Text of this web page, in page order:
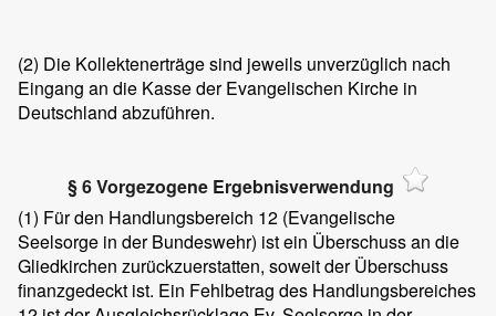
(2) Die Kollektenerträge sind jeweils unverzüglich nach
Eingang an die Kasse der Evangelischen Kirche in
Deutschland abzuführen.
§ 6 Vorgezogene Ergebnisverwendung
(1) Für den Handlungsbereich 12 (Evangelische
Seelsorge in der Bundeswehr) ist ein Überschuss an die
Gliedkirchen zurückzuerstatten, soweit der Überschuss
finanzgedeckt ist. Ein Fehlbetrag des Handlungsbereiches